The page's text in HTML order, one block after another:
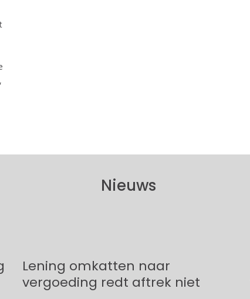
Nieuws
Lening omkatten naar
vergoeding redt aftrek niet